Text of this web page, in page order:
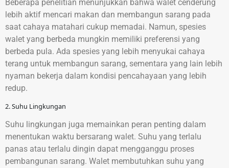
Beberapa penelitian menunjukkan bahwa walet cenderung
lebih aktif mencari makan dan membangun sarang pada
saat cahaya matahari cukup memadai. Namun, spesies
walet yang berbeda mungkin memiliki preferensi yang
berbeda pula. Ada spesies yang lebih menyukai cahaya
terang untuk membangun sarang, sementara yang lain lebih
nyaman bekerja dalam kondisi pencahayaan yang lebih
redup.
2. Suhu Lingkungan
Suhu lingkungan juga memainkan peran penting dalam
menentukan waktu bersarang walet. Suhu yang terlalu
panas atau terlalu dingin dapat mengganggu proses
pembangunan sarang. Walet membutuhkan suhu yang